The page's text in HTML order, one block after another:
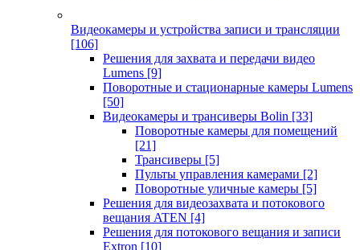
Видеокамеры и устройства записи и трансляции
[106]
Решения для захвата и передачи видео
Lumens [9]
Поворотные и стационарные камеры Lumens
[50]
Видеокамеры и трансиверы Bolin [33]
Поворотные камеры для помещений
[21]
Трансиверы [5]
Пульты управления камерами [2]
Поворотные уличные камеры [5]
Решения для видеозахвата и потокового
вещания ATEN [4]
Решения для потокового вещания и записи
Extron [10]